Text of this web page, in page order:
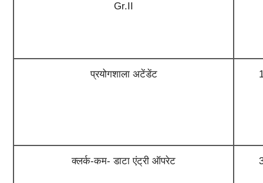
Gr.II
प्रयोगशाला अटेंडेंट
क्लर्क-कम- डाटा एंट्री ऑपरेट